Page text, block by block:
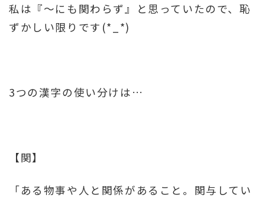
私は『～にも関わらず』と思っていたので、恥
ずかしい限りです(*_*)
3つの漢字の使い分けは…
【関】
「ある物事や人と関係があること。関与してい